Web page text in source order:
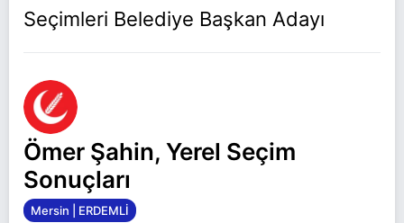
Seçimleri Belediye Başkan Adayı
Ömer Şahin, Yerel Seçim
Sonuçları
Mersin | ERDEMLİ